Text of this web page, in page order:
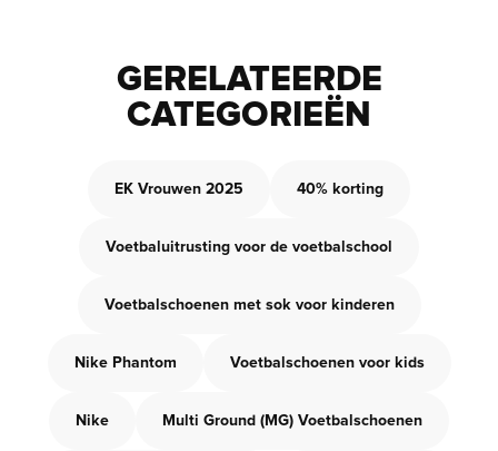
GERELATEERDE
CATEGORIEËN
EK Vrouwen 2025 40% korting
Voetbaluitrusting voor de voetbalschool
Voetbalschoenen met sok voor kinderen
Nike Phantom Voetbalschoenen voor kids
Nike Multi Ground (MG) Voetbalschoenen